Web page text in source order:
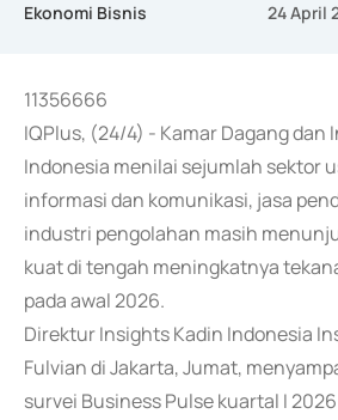
Ekonomi Bisnis 24 April
11356666
IQPlus, (24/4) - Kamar Dagang dan
Indonesia menilai sejumlah sektor
informasi dan komunikasi, jasa
industri pengolahan masih
kuat di tengah meningkatnya
pada awal 2026.
Direktur Insights Kadin Indonesia
Fulvian di Jakarta, Jumat,
survei Business Pulse kuartal I